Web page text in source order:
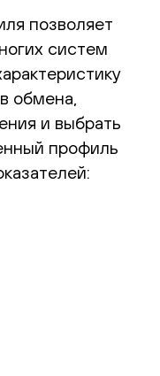
позволяет
систем
обмена,
и выбрать
профиль